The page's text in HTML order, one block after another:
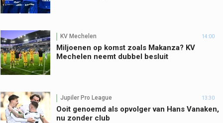
KV Mechelen 14:00
Miljoenen op komst zoals Makanza? KV
Mechelen neemt dubbel besluit
Jupiler Pro League 13:30
Ooit genoemd als opvolger van Hans Vanaken,
nu zonder club